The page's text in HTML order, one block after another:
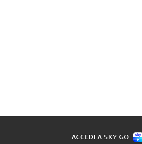
ACCEDI A SKY GO